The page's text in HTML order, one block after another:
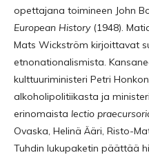
opettajana toimineen John
European History (1948).
Mats Wickström kirjoittavat
etnonationalismista.
kulttuuriministeri Petri
alkoholipolitiikasta ja
erinomaista lectio
Ovaska, Helinä Ääri, Risto-
Tuhdin lukupaketin päättää